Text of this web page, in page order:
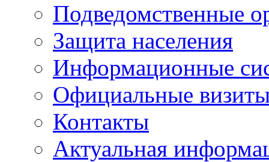
Подведомственные
Защита населения
Информационные
Официальные
Контакты
Актуальная